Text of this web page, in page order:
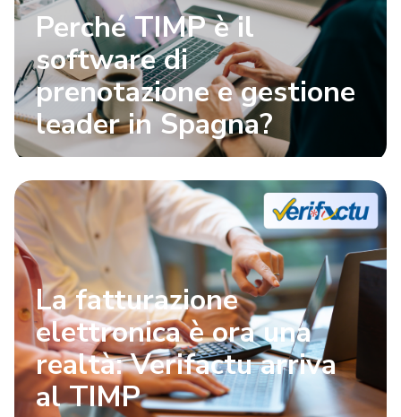
Perché TIMP è il
software di
prenotazione e gestione
leader in Spagna?
La fatturazione
elettronica è ora una
realtà: Verifactu arriva
al TIMP